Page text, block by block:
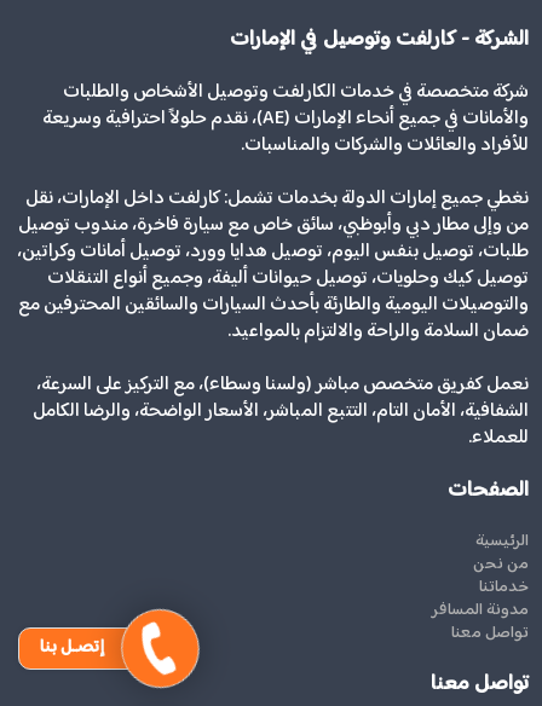
الشركة - كارلفت وتوصيل في الإمارات
شركة متخصصة في خدمات الكارلفت وتوصيل الأشخاص والطلبات
والأمانات في جميع أنحاء الإمارات (AE)، نقدم حلولاً احترافية وسريعة
للأفراد والعائلات والشركات والمناسبات.
نغطي جميع إمارات الدولة بخدمات تشمل: كارلفت داخل الإمارات، نقل
من وإلى مطار دبي وأبوظبي، سائق خاص مع سيارة فاخرة، مندوب توصيل
طلبات، توصيل بنفس اليوم، توصيل هدايا وورد، توصيل أمانات وكراتين،
توصيل كيك وحلويات، توصيل حيوانات أليفة، وجميع أنواع التنقلات
والتوصيلات اليومية والطارئة بأحدث السيارات والسائقين المحترفين مع
ضمان السلامة والراحة والالتزام بالمواعيد.
نعمل كفريق متخصص مباشر (ولسنا وسطاء)، مع التركيز على السرعة،
الشفافية، الأمان التام، التتبع المباشر، الأسعار الواضحة، والرضا الكامل
للعملاء.
الصفحات
الرئيسية
من نحن
خدماتنا
مدونة المسافر
تواصل معنا
تواصل معنا
إتصـل بنا